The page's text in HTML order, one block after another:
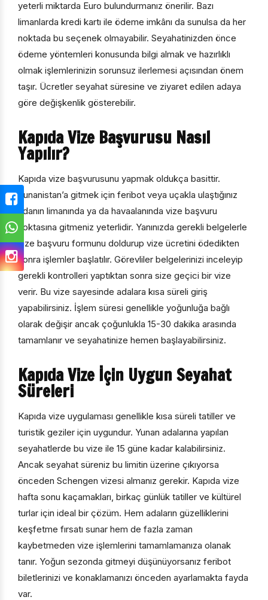
yeterli miktarda Euro bulundurmanız önerilir. Bazı
limanlarda kredi kartı ile ödeme imkânı da sunulsa da her
noktada bu seçenek olmayabilir. Seyahatinizden önce
ödeme yöntemleri konusunda bilgi almak ve hazırlıklı
olmak işlemlerinizin sorunsuz ilerlemesi açısından önem
taşır. Ücretler seyahat süresine ve ziyaret edilen adaya
göre değişkenlik gösterebilir.
Kapıda Vize Başvurusu Nasıl
Yapılır?
Kapıda vize başvurusunu yapmak oldukça basittir.
Yunanistan’a gitmek için feribot veya uçakla ulaştığınız
adanın limanında ya da havaalanında vize başvuru
noktasına gitmeniz yeterlidir. Yanınızda gerekli belgelerle
vize başvuru formunu doldurup vize ücretini ödedikten
sonra işlemler başlatılır. Görevliler belgelerinizi inceleyip
gerekli kontrolleri yaptıktan sonra size geçici bir vize
verir. Bu vize sayesinde adalara kısa süreli giriş
yapabilirsiniz. İşlem süresi genellikle yoğunluğa bağlı
olarak değişir ancak çoğunlukla 15-30 dakika arasında
tamamlanır ve seyahatinize hemen başlayabilirsiniz.
Kapıda Vize İçin Uygun Seyahat
Süreleri
Kapıda vize uygulaması genellikle kısa süreli tatiller ve
turistik geziler için uygundur. Yunan adalarına yapılan
seyahatlerde bu vize ile 15 güne kadar kalabilirsiniz.
Ancak seyahat süreniz bu limitin üzerine çıkıyorsa
önceden Schengen vizesi almanız gerekir. Kapıda vize
hafta sonu kaçamakları, birkaç günlük tatiller ve kültürel
turlar için ideal bir çözüm. Hem adaların güzelliklerini
keşfetme fırsatı sunar hem de fazla zaman
kaybetmeden vize işlemlerini tamamlamanıza olanak
tanır. Yoğun sezonda gitmeyi düşünüyorsanız feribot
biletlerinizi ve konaklamanızı önceden ayarlamakta fayda
var.